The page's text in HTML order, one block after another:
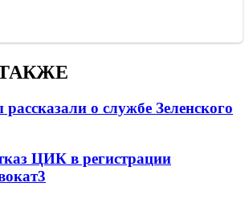
о службе Зеленского
ЦИК в регистрации
3